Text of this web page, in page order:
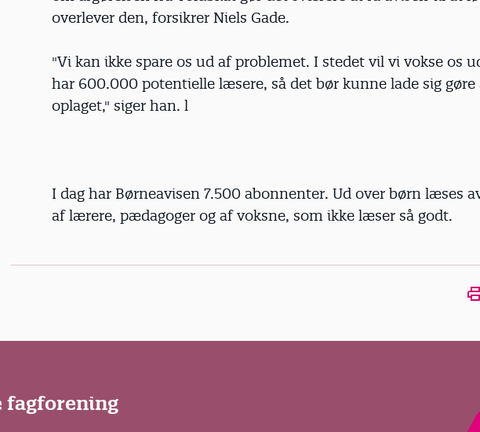
overlever den, forsikrer Niels Gade.
"Vi kan ikke spare os ud af problemet. I stedet vil vi vokse os
har 600.000 potentielle læsere, så det bør kunne lade sig gøre
oplaget," siger han. l
I dag har Børneavisen 7.500 abonnenter. Ud over børn læses
af lærere, pædagoger og af voksne, som ikke læser så godt.
fagforening